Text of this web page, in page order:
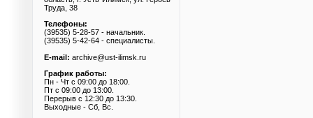
Труда, 38
Телефоны:
(39535) 5-28-57 - начальник.
(39535) 5-42-64 - специалисты.
E-mail: archive@ust-ilimsk.ru
График работы:
Пн - Чт с 09:00 до 18:00.
Пт с 09:00 до 13:00.
Перерыв с 12:30 до 13:30.
Выходные - Сб, Вс.